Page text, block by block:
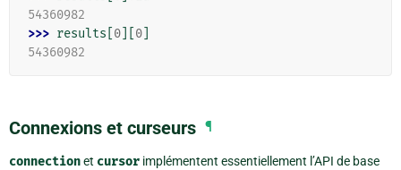
54360982
>>> results 0 0
54360982
Connexions et curseurs ¶
connectionet cursor implémentent essentiellement l’API de base